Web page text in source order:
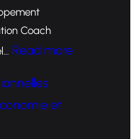
Coach
Read more:
et